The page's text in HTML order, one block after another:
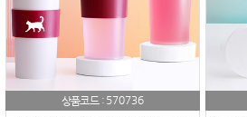
상품코드 : 570736